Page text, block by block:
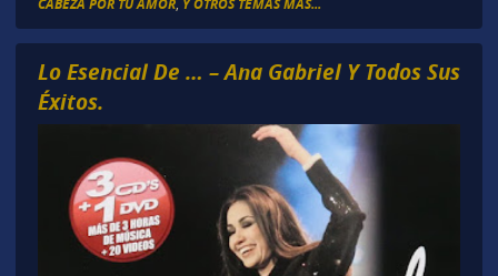
CABEZA POR TU AMOR Y OTROS TEMAS MÁS...
Lo Esencial De … – Ana Gabriel Y Todos Sus
Éxitos.